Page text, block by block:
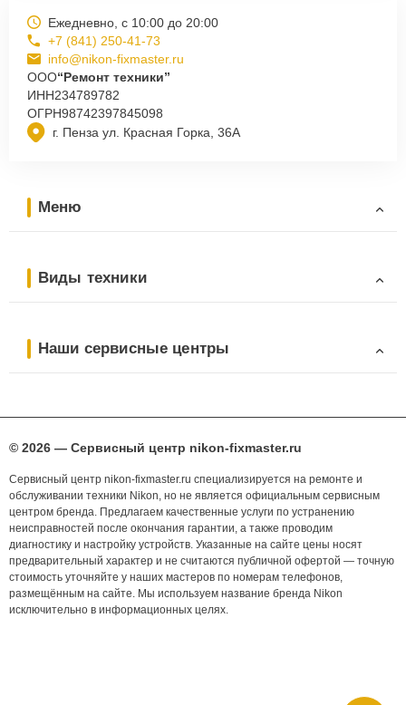
г. Пенза ул. Красная Горка, 36А
Ежедневно, с 10:00 до 20:00
+7 (841) 250-41-73
info@nikon-fixmaster.ru
ООО“Ремонт техники”
ИНН234789782
ОГРН98742397845098
Меню
Виды техники
Наши сервисные центры
© 2026 — Сервисный центр nikon-fixmaster.ru
Сервисный центр nikon-fixmaster.ru специализируется на ремонте и
обслуживании техники Nikon, но не является официальным сервисным
центром бренда. Предлагаем качественные услуги по устранению
неисправностей после окончания гарантии, а также проводим
диагностику и настройку устройств. Указанные на сайте цены носят
предварительный характер и не считаются публичной офертой — точную
стоимость уточняйте у наших мастеров по номерам телефонов,
размещённым на сайте. Мы используем название бренда Nikon
исключительно в информационных целях.